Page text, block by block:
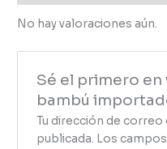
No hay valoraciones aún.
Sé el primero en
bambú
Tu dirección de
publicada. Los